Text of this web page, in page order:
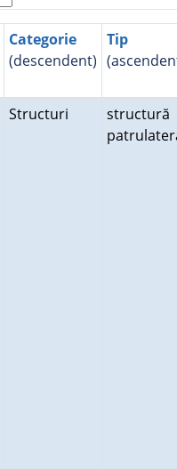
Categorie
(descendent)
Tip
Structuri
structură